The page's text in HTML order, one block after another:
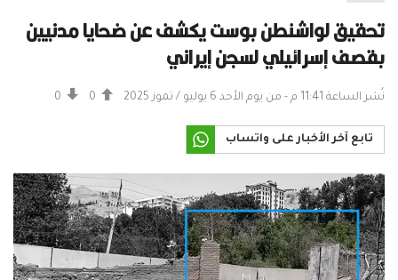
تحقيق لواشنطن بوست يكشف عن ضحايا مدنيين
بقصف إسرائيلي لسجن إيراني
نُشر الساعة 11:41 م - من يوم الأحد 6 يوليو / تموز 2025 0
0
تابع آخر الأخبار على واتساب